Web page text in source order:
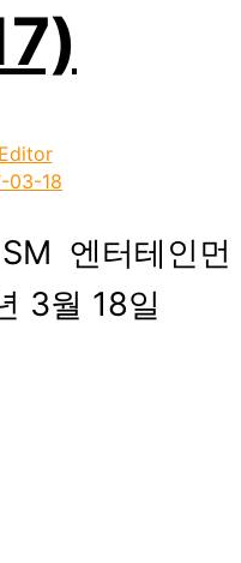
Editor
03-18
엔터테인먼
3월 18일